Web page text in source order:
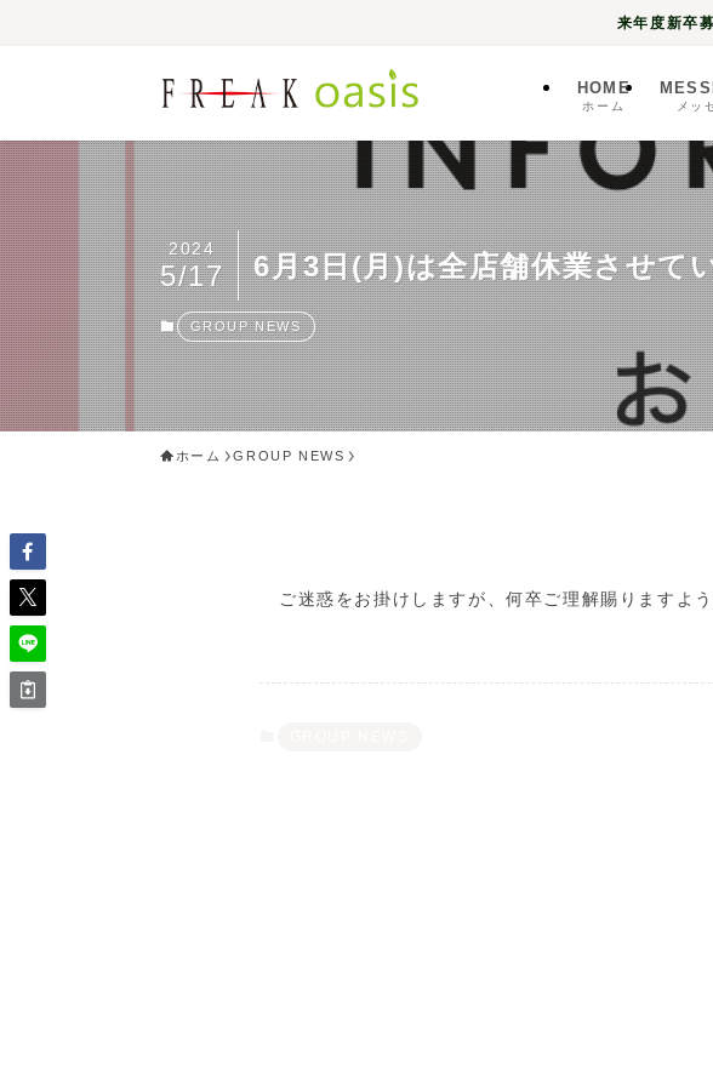
来年度新卒
HOME
ホーム メッ
6月3日(月)は全店舗休業させて
2024
5/17
GROUP NEWS
ホーム GROUP NEWS
ご迷惑をお掛けしますが、何卒ご理解賜りますよ